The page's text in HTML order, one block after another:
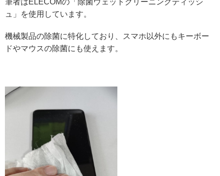
ュ」を使用しています。
機械製品の除菌に特化しており、スマホ以外にもキーボー
ドやマウスの除菌にも使えます。